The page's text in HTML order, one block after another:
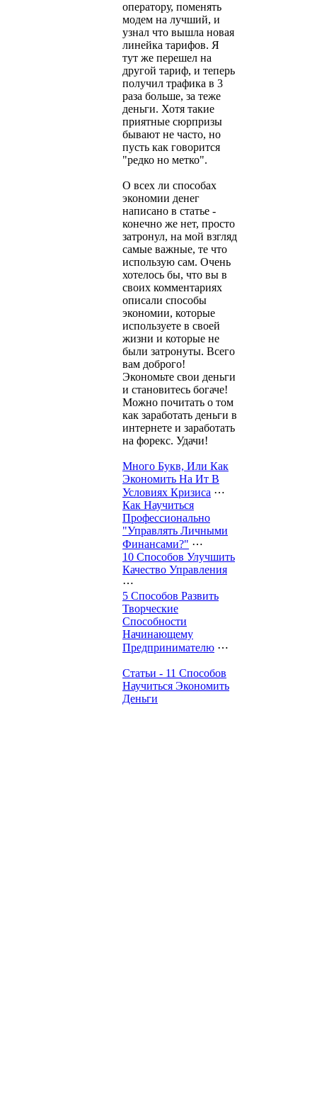
оператору, поменять
модем на лучший, и
узнал что вышла новая
линейка тарифов. Я
тут же перешел на
другой тариф, и теперь
получил трафика в 3
раза больше, за теже
деньги. Хотя такие
приятные сюрпризы
бывают не часто, но
пусть как говорится
"редко но метко".
О всех ли способах
экономии денег
написано в статье -
конечно же нет, просто
затронул, на мой взгляд
самые важные, те что
использую сам. Очень
хотелось бы, что вы в
своих комментариях
описали способы
экономии, которые
используете в своей
жизни и которые не
были затронуты. Всего
вам доброго!
Экономьте свои деньги
и становитесь богаче!
Можно почитать о том
как заработать деньги в
интернете и заработать
на форекс. Удачи!
Много Букв, Или Как
Экономить На Ит В
Условиях Кризиса ⋯
Как Научиться
Профессионально
"Управлять Личными
Финансами?" ⋯
10 Способов Улучшить
Качество Управления
⋯
5 Способов Развить
Творческие
Способности
Начинающему
Предпринимателю ⋯
Статьи - 11 Способов
Научиться Экономить
Деньги